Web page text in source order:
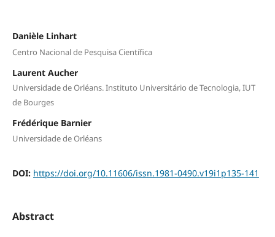
Danièle Linhart
Centro Nacional de Pesquisa Científica
Laurent Aucher
Universidade de Orléans. Instituto Universitário de Tecnologia, IUT
de Bourges
Frédérique Barnier
Universidade de Orléans
DOI: https://doi.org/10.11606/issn.1981-0490.v19i1p135-141
Abstract